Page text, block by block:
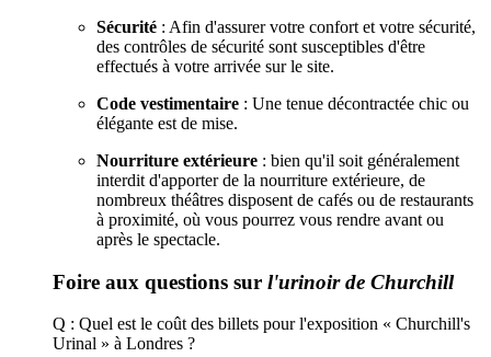
Sécurité : Afin d'assurer votre confort et votre sécurité,
des contrôles de sécurité sont susceptibles d'être
effectués à votre arrivée sur le site.
Code vestimentaire : Une tenue décontractée chic ou
élégante est de mise.
Nourriture extérieure : bien qu'il soit généralement
interdit d'apporter de la nourriture extérieure, de
nombreux théâtres disposent de cafés ou de restaurants
à proximité, où vous pourrez vous rendre avant ou
après le spectacle.
Foire aux questions sur l'urinoir de Churchill
Q : Quel est le coût des billets pour l'exposition « Churchill's
Urinal » à Londres ?